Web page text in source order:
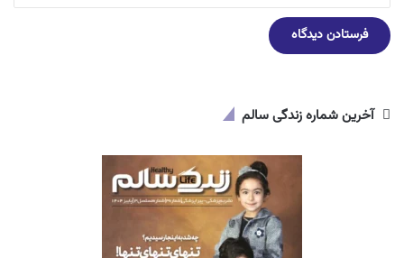
آخرین شماره زندگی سالم